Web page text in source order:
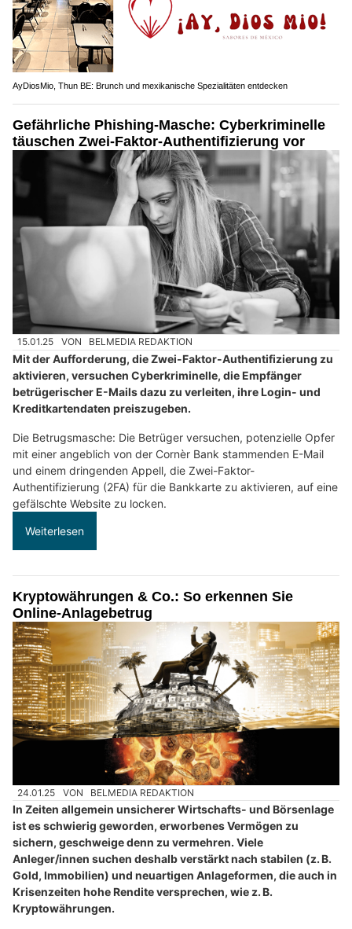
AyDiosMio, Thun BE: Brunch und mexikanische Spezialitäten entdecken
Gefährliche Phishing-Masche: Cyberkriminelle
täuschen Zwei-Faktor-Authentifizierung vor
15.01.25 VON BELMEDIA REDAKTION
Mit der Aufforderung, die Zwei-Faktor-Authentifizierung zu
aktivieren, versuchen Cyberkriminelle, die Empfänger
betrügerischer E-Mails dazu zu verleiten, ihre Login- und
Kreditkartendaten preiszugeben.
Die Betrugsmasche: Die Betrüger versuchen, potenzielle Opfer
mit einer angeblich von der Cornèr Bank stammenden E-Mail
und einem dringenden Appell, die Zwei-Faktor-
Authentifizierung (2FA) für die Bankkarte zu aktivieren, auf eine
gefälschte Website zu locken.
Weiterlesen
Kryptowährungen & Co.: So erkennen Sie
Online-Anlagebetrug
24.01.25 VON BELMEDIA REDAKTION
In Zeiten allgemein unsicherer Wirtschafts- und Börsenlage
ist es schwierig geworden, erworbenes Vermögen zu
sichern, geschweige denn zu vermehren. Viele
Anleger/innen suchen deshalb verstärkt nach stabilen (z. B.
Gold, Immobilien) und neuartigen Anlageformen, die auch in
Krisenzeiten hohe Rendite versprechen, wie z. B.
Kryptowährungen.